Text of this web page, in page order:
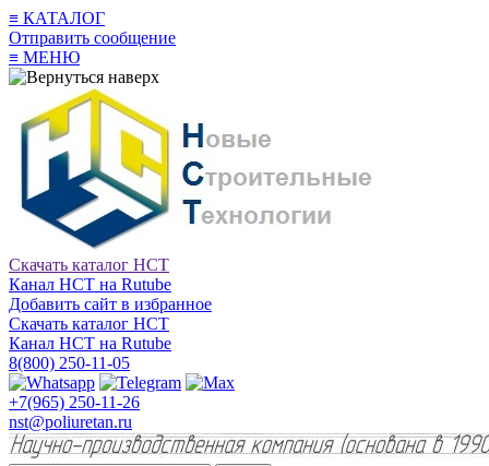
≡ КАТАЛОГ
Отправить сообщение
≡ МЕНЮ
Скачать каталог НСТ
Канал НСТ на Rutube
Добавить сайт в избранное
Скачать каталог НСТ
Канал НСТ на Rutube
8(800) 250-11-05
+7(965) 250-11-26
nst@poliuretan.ru